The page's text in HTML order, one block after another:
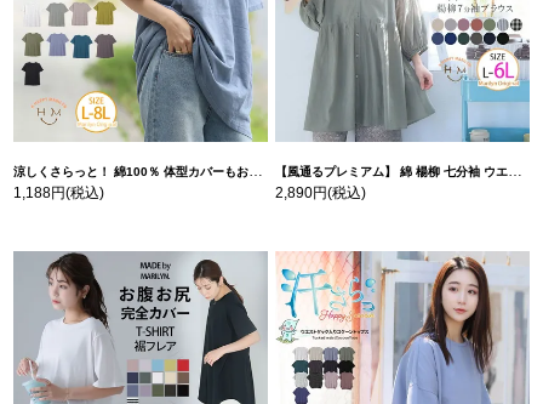
涼しくさらっと！ 綿100％ 体型カバーもお洒落も叶える 風合いコットン ゆるシルエット ドルマン | 大きいサイズの通販ならハッピーマリリン
1,188円(税込)
【風通るプレミアム】 綿 楊柳 七分袖 ウエストギャザー ブラウス | 大きいサイズの通販ならハッピーマリリン
2,890円(税込)